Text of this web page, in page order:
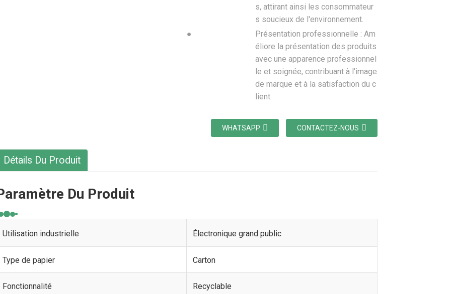
s, attirant ainsi les consommateur
s soucieux de l'environnement.
●
Présentation professionnelle : Am
éliore la présentation des produits
avec une apparence professionnel
le et soignée, contribuant à l'image
de marque et à la satisfaction du c
lient.
WHATSAPP CONTACTEZ-NOUS
Détails Du Produit
Du Produit
Utilisation industrielle Électronique grand public
Type de papier Carton
Fonctionnalité Recyclable